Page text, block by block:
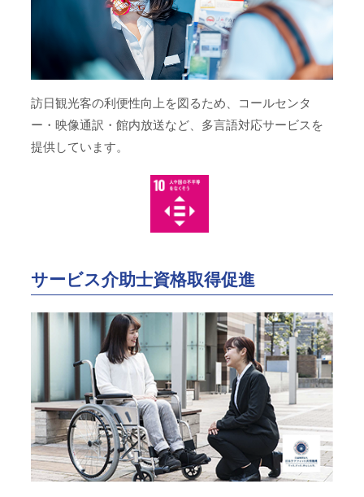
訪日観光客の利便性向上を図るため、コールセンタ
ー・映像通訳・館内放送など、多言語対応サービスを
提供しています。
サービス介助士資格取得促進